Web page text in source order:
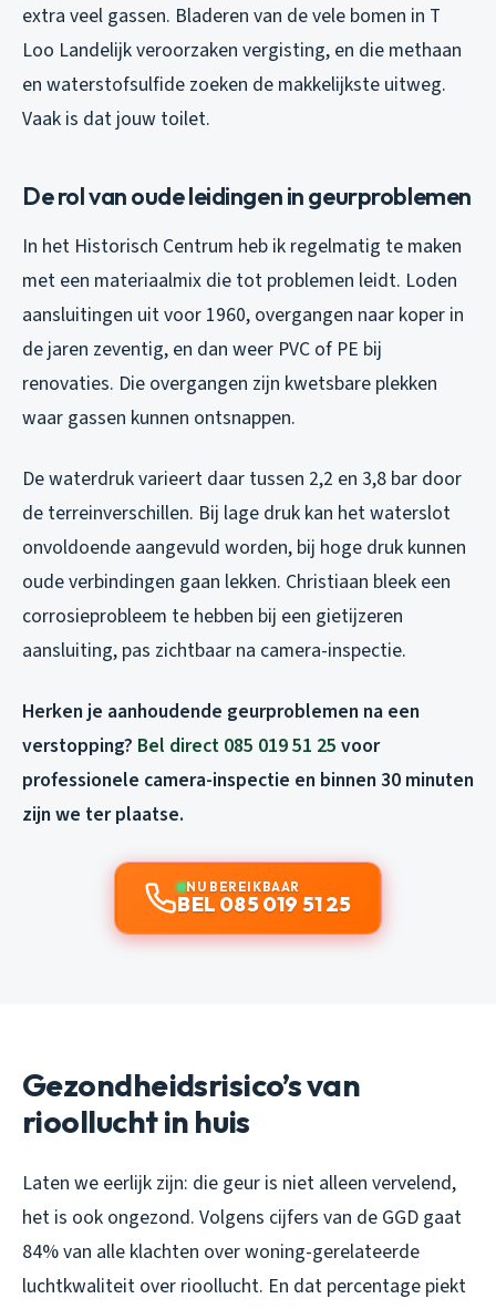
extra veel gassen. Bladeren van de vele bomen in T
Loo Landelijk veroorzaken vergisting, en die methaan
en waterstofsulfide zoeken de makkelijkste uitweg.
Vaak is dat jouw toilet.
De rol van oude leidingen in geurproblemen
In het Historisch Centrum heb ik regelmatig te maken
met een materiaalmix die tot problemen leidt. Loden
aansluitingen uit voor 1960, overgangen naar koper in
de jaren zeventig, en dan weer PVC of PE bij
renovaties. Die overgangen zijn kwetsbare plekken
waar gassen kunnen ontsnappen.
De waterdruk varieert daar tussen 2,2 en 3,8 bar door
de terreinverschillen. Bij lage druk kan het waterslot
onvoldoende aangevuld worden, bij hoge druk kunnen
oude verbindingen gaan lekken. Christiaan bleek een
corrosieprobleem te hebben bij een gietijzeren
aansluiting, pas zichtbaar na camera-inspectie.
Herken je aanhoudende geurproblemen na een
verstopping? Bel direct 085 019 51 25 voor
professionele camera-inspectie en binnen 30 minuten
zijn we ter plaatse.
NU BEREIKBAAR
BEL 085 019 51 25
Gezondheidsrisico’s van
rioollucht in huis
Laten we eerlijk zijn: die geur is niet alleen vervelend,
het is ook ongezond. Volgens cijfers van de GGD gaat
84% van alle klachten over woning-gerelateerde
luchtkwaliteit over rioollucht. En dat percentage piekt